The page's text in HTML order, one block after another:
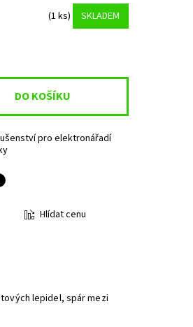
(1 ks) SKLADEM
pro elektronářadí
Hlídat cenu
lepidel, spár mezi